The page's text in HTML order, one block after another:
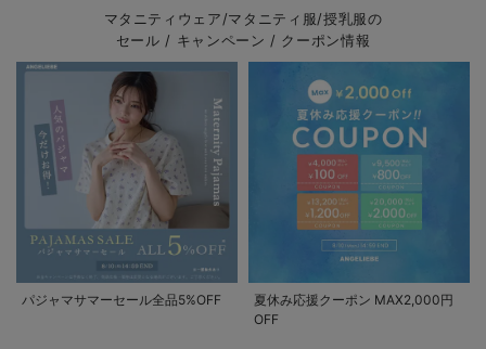
マタニティウェア/マタニティ服/授乳服の
セール / キャンペーン / クーポン情報
パジャマサマーセール全品5%OFF
夏休み応援クーポン MAX2,000円
OFF